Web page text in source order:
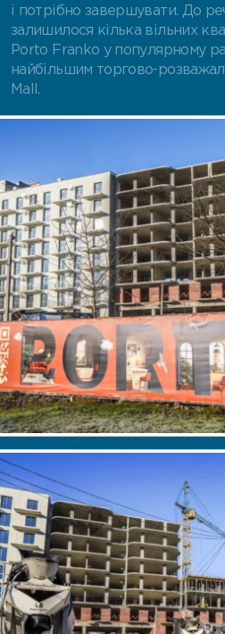
і потрібно завершувати. До
залишилося кілька вільних
Porto Franko у популярному
найбільшим торгово-
Mall.